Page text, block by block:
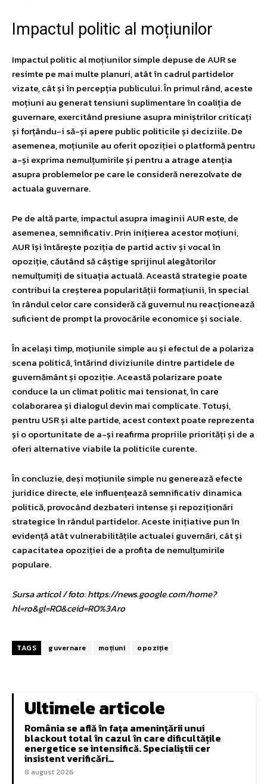
Impactul politic al moțiunilor
Impactul politic al moțiunilor simple depuse de AUR se
resimte pe mai multe planuri, atât în cadrul partidelor
vizate, cât și în percepția publicului. În primul rând, aceste
moțiuni au generat tensiuni suplimentare în coaliția de
guvernare, exercitând presiune asupra miniștrilor criticați
și forțându-i să-și apere public politicile și deciziile. De
asemenea, moțiunile au oferit opoziției o platformă pentru
a-și exprima nemulțumirile și pentru a atrage atenția
asupra problemelor pe care le consideră nerezolvate de
actuala guvernare.
Pe de altă parte, impactul asupra imaginii AUR este, de
asemenea, semnificativ. Prin inițierea acestor moțiuni,
AUR își întărește poziția de partid activ și vocal în
opoziție, căutând să câștige sprijinul alegătorilor
nemulțumiți de situația actuală. Această strategie poate
contribui la creșterea popularității formațiunii, în special
în rândul celor care consideră că guvernul nu reacționează
suficient de prompt la provocările economice și sociale.
În același timp, moțiunile simple au și efectul de a polariza
scena politică, întărind diviziunile dintre partidele de
guvernământ și opoziție. Această polarizare poate
conduce la un climat politic mai tensionat, în care
colaborarea și dialogul devin mai complicate. Totuși,
pentru USR și alte partide, acest context poate reprezenta
și o oportunitate de a-și reafirma propriile priorități și de a
oferi alternative viabile la politicile curente.
În concluzie, deși moțiunile simple nu generează efecte
juridice directe, ele influențează semnificativ dinamica
politică, provocând dezbateri intense și repoziționări
strategice în rândul partidelor. Aceste inițiative pun în
evidență atât vulnerabilitățile actualei guvernări, cât și
capacitatea opoziției de a profita de nemulțumirile
populare.
Sursa articol / foto: https://news.google.com/home?
hl=ro&gl=RO&ceid=RO%3Aro
TAGS guvernare moțiuni opoziție
Ultimele articole
România se află în fața amenințării unui
blackout total în cazul în care dificultățile
energetice se intensifică. Specialiștii cer
insistent verificări…
8 august 2026